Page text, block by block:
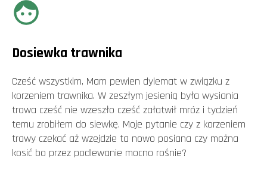
Dosiewka trawnika
Cześć wszystkim, Mam pewien dylemat w związku z
korzeniem trawnika. W zeszłym jesienią była wysiania
trawa cześć nie wzeszło cześć załatwił mróz i tydzień
temu zrobiłem do siewkę. Moje pytanie czy z korzeniem
trawy czekać aż wzejdzie ta nowo posiana czy można
kosić bo przez podlewanie mocno rośnie?